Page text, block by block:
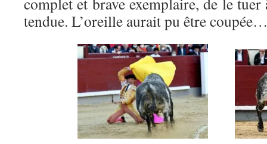
tendue. L’oreille aurait pu être